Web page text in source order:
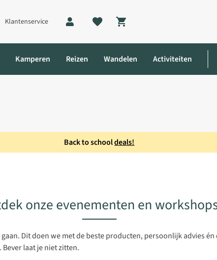
Klantenservice
Shopping cart
Kamperen Reizen Wandelen Activiteiten
Back to schooldeals!
onze evenementen en
Dit doen we met de beste producten, persoonlijk advies
laat je niet zitten.